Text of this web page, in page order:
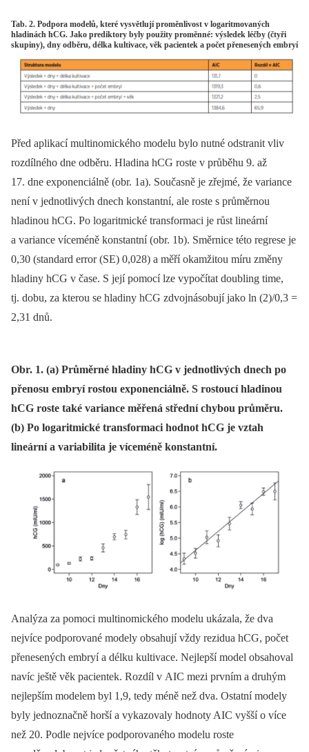
Tab. 2. Podpora modelů, které vysvětlují proměnlivost v logaritmovaných
hladinách hCG. Jako prediktory byly použity proměnné: výsledek léčby (čtyři
skupiny), dny odběru, délka kultivace, věk pacientek a počet přenesených embryí
Před aplikací multinomického modelu bylo nutné odstranit vliv
rozdílného dne odběru. Hladina hCG roste v průběhu 9. až
17. dne exponenciálně (obr. 1a). Současně je zřejmé, že variance
není v jednotlivých dnech konstantní, ale roste s průměrnou
hladinou hCG. Po logaritmické transformaci je růst lineární
a variance víceméně konstantní (obr. 1b). Směrnice této regrese je
0,30 (standard error (SE) 0,028) a měří okamžitou míru změny
hladiny hCG v čase. S její pomocí lze vypočítat doubling time,
tj. dobu, za kterou se hladiny hCG zdvojnásobují jako ln (2)/0,3 =
2,31 dnů.
Obr. 1. (a) Průměrné hladiny hCG v jednotlivých dnech po
přenosu embryí rostou exponenciálně. S rostoucí hladinou
hCG roste také variance měřená střední chybou průměru.
(b) Po logaritmické transformaci hodnot hCG je vztah
lineární a variabilita je víceméně konstantní.
Analýza za pomoci multinomického modelu ukázala, že dva
nejvíce podporované modely obsahují vždy rezidua hCG, počet
přenesených embryí a délku kultivace. Nejlepší model obsahoval
navíc ještě věk pacientek. Rozdíl v AIC mezi prvním a druhým
nejlepším modelem byl 1,9, tedy méně než dva. Ostatní modely
byly jednoznačně horší a vykazovaly hodnoty AIC vyšší o více
než 20. Podle nejvíce podporovaného modelu roste